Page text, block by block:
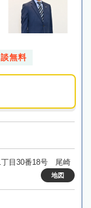
無料
丁目30番18号 尾崎
地図